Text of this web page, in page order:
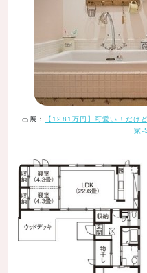
出展：
【1281万円】可愛い！だけ
家-